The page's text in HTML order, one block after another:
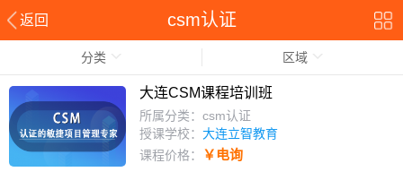
返回 csm认证
分类 区域
大连CSM课程培训班
所属分类：csm认证
授课学校： 大连立智教育
课程价格：
￥电询